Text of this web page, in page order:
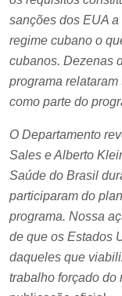
sanções dos EUA
regime cubano o
cubanos. Dezenas
programa
como parte do
O Departamento
Sales e Alberto
Saúde do Brasil
participaram do
programa. Nossa
de que os Estados
daqueles que
trabalho forçado do